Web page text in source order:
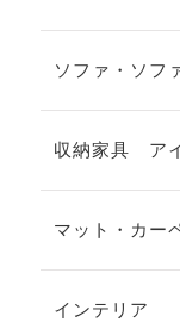
ソファ・ソフ
収納家具 ア
マット・カー
インテリア